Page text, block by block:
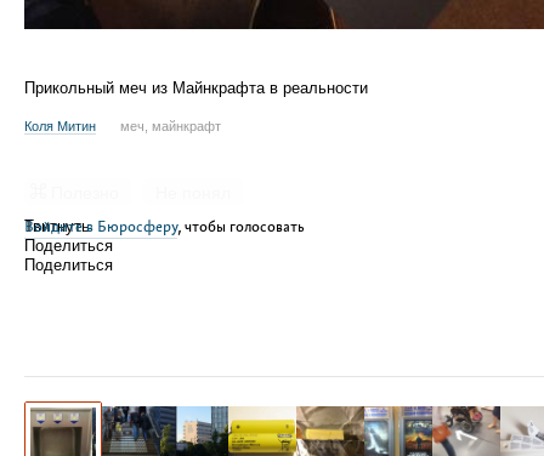
Прикольный меч из Майнкрафта в реальности
Коля Митин меч, майнкрафт
Войдите в Бюросферу, чтобы голосовать
Твитнуть
Поделиться
Поделиться